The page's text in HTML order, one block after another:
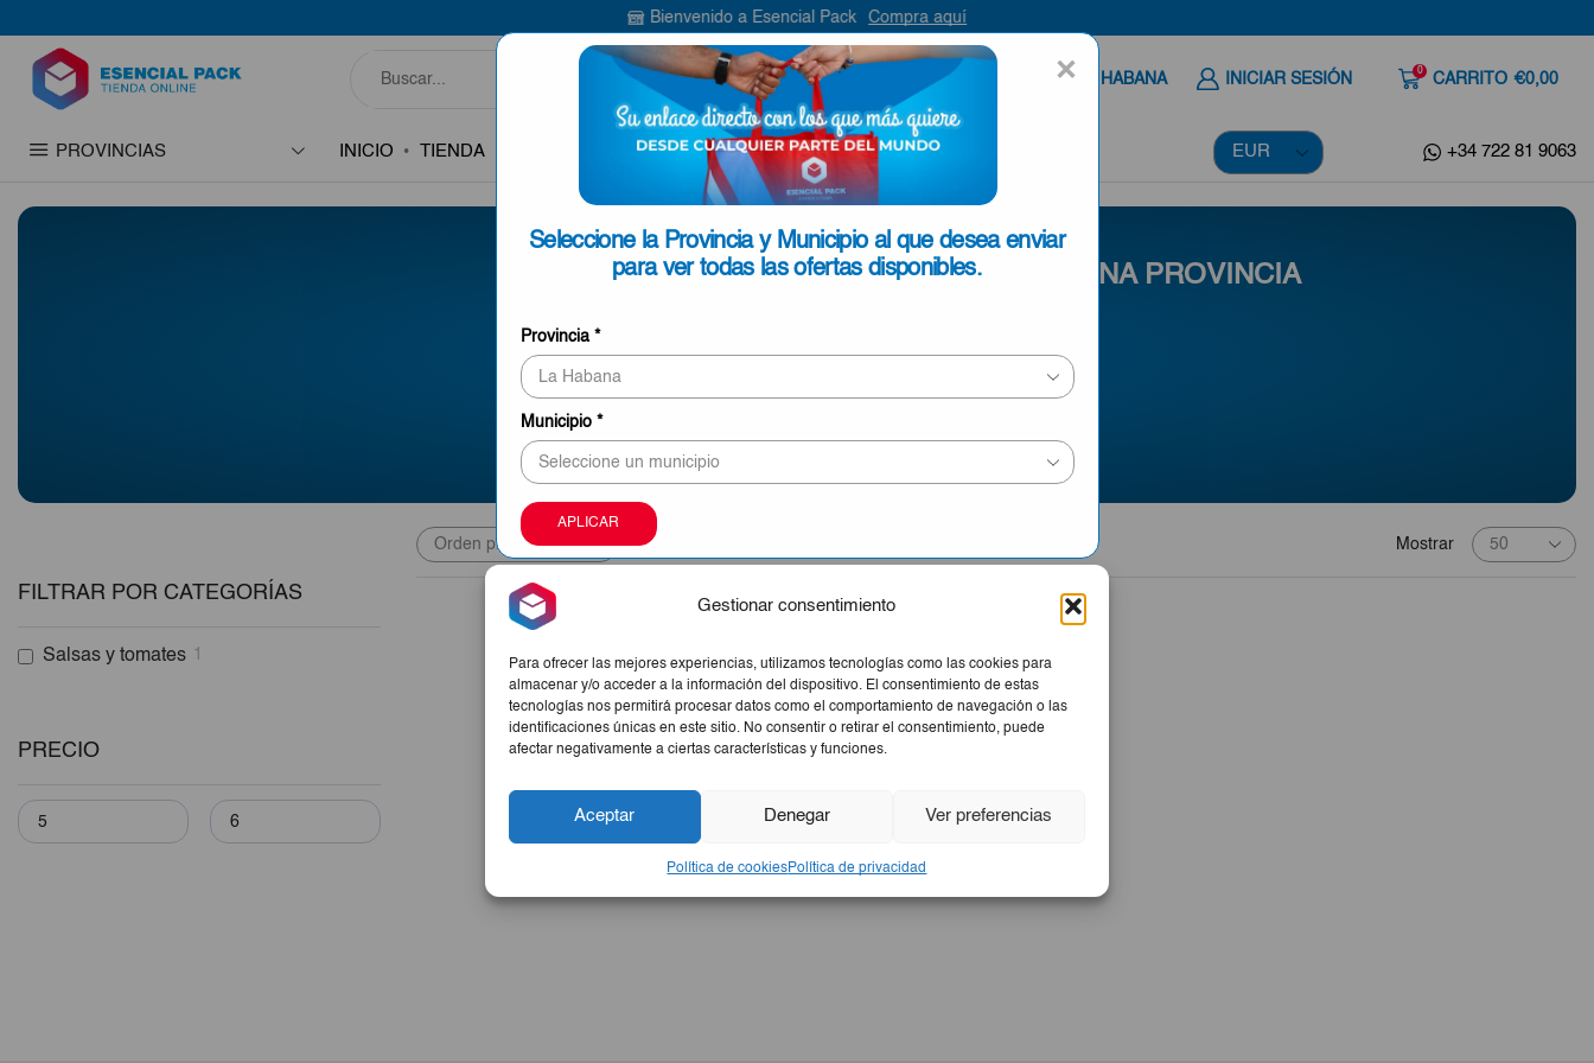
Gestionar consentimiento
Para ofrecer las mejores experiencias, utilizamos tecnologías como las cookies para
almacenar y/o acceder a la información del dispositivo. El consentimiento de estas
tecnologías nos permitirá procesar datos como el comportamiento de navegación o las
identificaciones únicas en este sitio. No consentir o retirar el consentimiento, puede
afectar negativamente a ciertas características y funciones.
Aceptar Denegar Ver preferencias
Política de cookiesPolítica de privacidad
×
Seleccione la Provincia y Municipio al que desea enviar
para ver todas las ofertas disponibles.
Provincia *
Municipio *
APLICAR
Bienvenido a Esencial Pack Compra aquí
SEARCH
INPUT
ENVIAR A LA HABANA INICIAR SESIÓN 0 CARRITO €0,00
PROVINCIAS INICIO TIENDA +34 722 81 9063
SELECCIONE UNA PROVINCIA
Información sobre envíos y tiempos de entrega
Mostrar
Products
per
FILTRAR POR CATEGORÍAS
Salsas y tomates 1
PRECIO